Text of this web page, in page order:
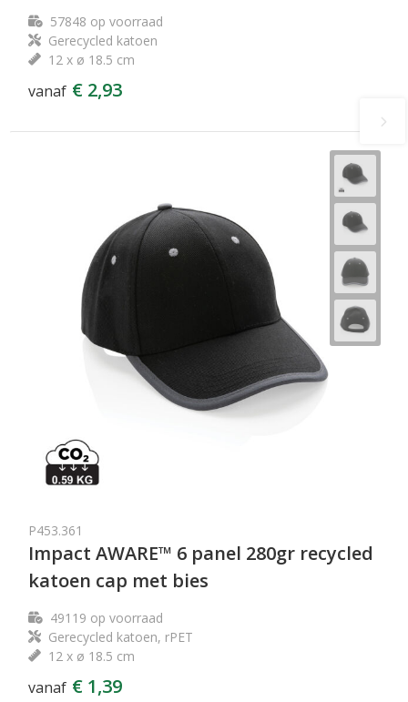
57848 op voorraad
Gerecycled katoen
12 x ø 18.5 cm
vanaf € 2,93
P453.361
Impact AWARE™ 6 panel 280gr recycled
katoen cap met bies
49119 op voorraad
Gerecycled katoen, rPET
12 x ø 18.5 cm
vanaf € 1,39